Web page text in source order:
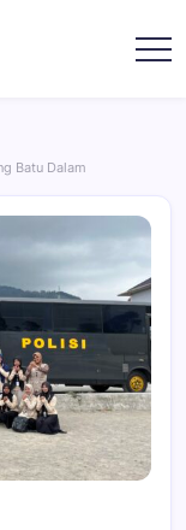
Batu Dalam